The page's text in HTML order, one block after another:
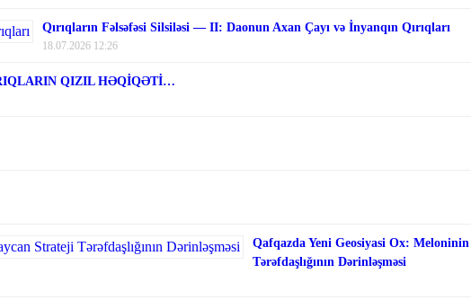
Qırıqların Fəlsəfəsi Silsiləsi — II: Daonun Axan Çayı və İnyanqın Qırıqları
18.07.2026 12:26
QIZIL HƏQİQƏTİ…
Qafqazda Yeni Geosiyasi Ox:
Tərəfdaşlığının Dərinləşməsi